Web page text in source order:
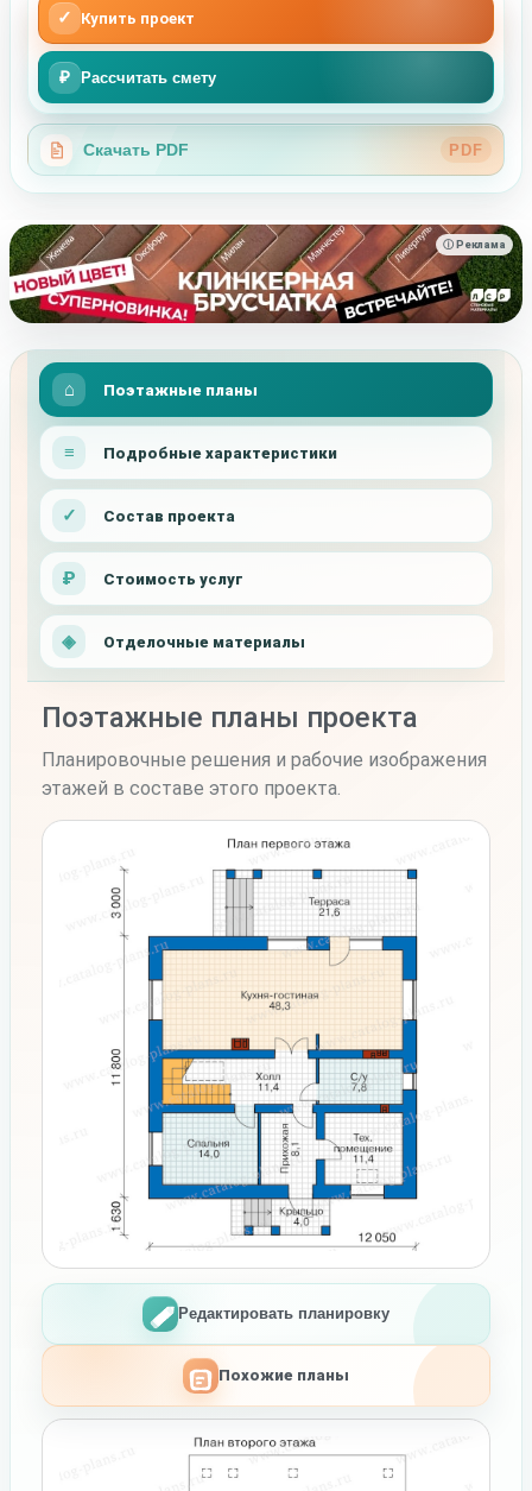
✓ Купить проект
₽ Рассчитать смету
Скачать PDF PDF
ⓘ Реклама
Поэтажные планы
Подробные характеристики
Состав проекта
Стоимость услуг
Отделочные материалы
Поэтажные планы проекта
Планировочные решения и рабочие изображения
этажей в составе этого проекта.
Редактировать планировку
Похожие планы